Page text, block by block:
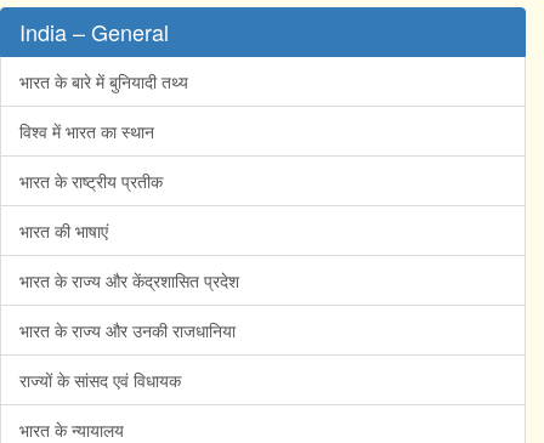
India – General
भारत के बारे में बुनियादी तथ्य
विश्व में भारत का स्थान
भारत के राष्ट्रीय प्रतीक
भारत की भाषाएं
भारत के राज्य और केंद्रशासित प्रदेश
भारत के राज्य और उनकी राजधानिया
राज्यों के सांसद एवं विधायक
भारत के न्यायालय